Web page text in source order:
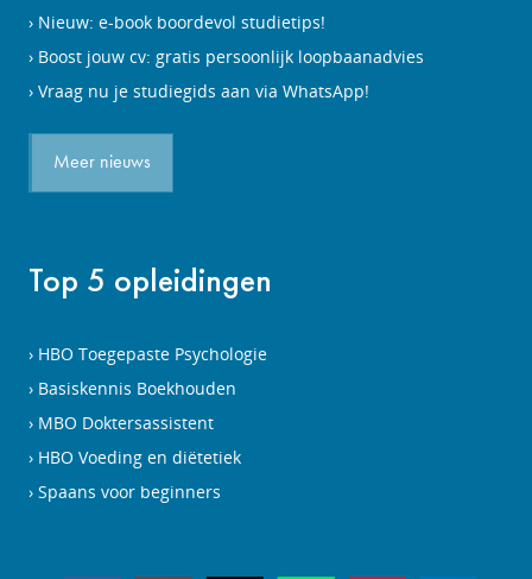
Nieuw: e-book boordevol studietips!
Boost jouw cv: gratis persoonlijk loopbaanadvies
Vraag nu je studiegids aan via WhatsApp!
Meer nieuws
Top 5 opleidingen
HBO Toegepaste Psychologie
Basiskennis Boekhouden
MBO Doktersassistent
HBO Voeding en diëtetiek
Spaans voor beginners